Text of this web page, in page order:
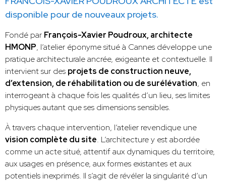
disponible pour de nouveaux projets.
Fondé par François-Xavier Poudroux, architecte
HMONP, l’atelier éponyme situé à Cannes développe une
pratique architecturale ancrée, exigeante et contextuelle. Il
intervient sur des projets de construction neuve,
d’extension, de réhabilitation ou de surélévation, en
interrogeant à chaque fois les qualités d’un lieu, ses limites
physiques autant que ses dimensions sensibles.
À travers chaque intervention, l’atelier revendique une
vision complète du site. L’architecture y est abordée
comme un acte situé, attentif aux dynamiques du territoire,
aux usages en présence, aux formes existantes et aux
potentiels inexprimés. Il s’agit de révéler la singularité d’un